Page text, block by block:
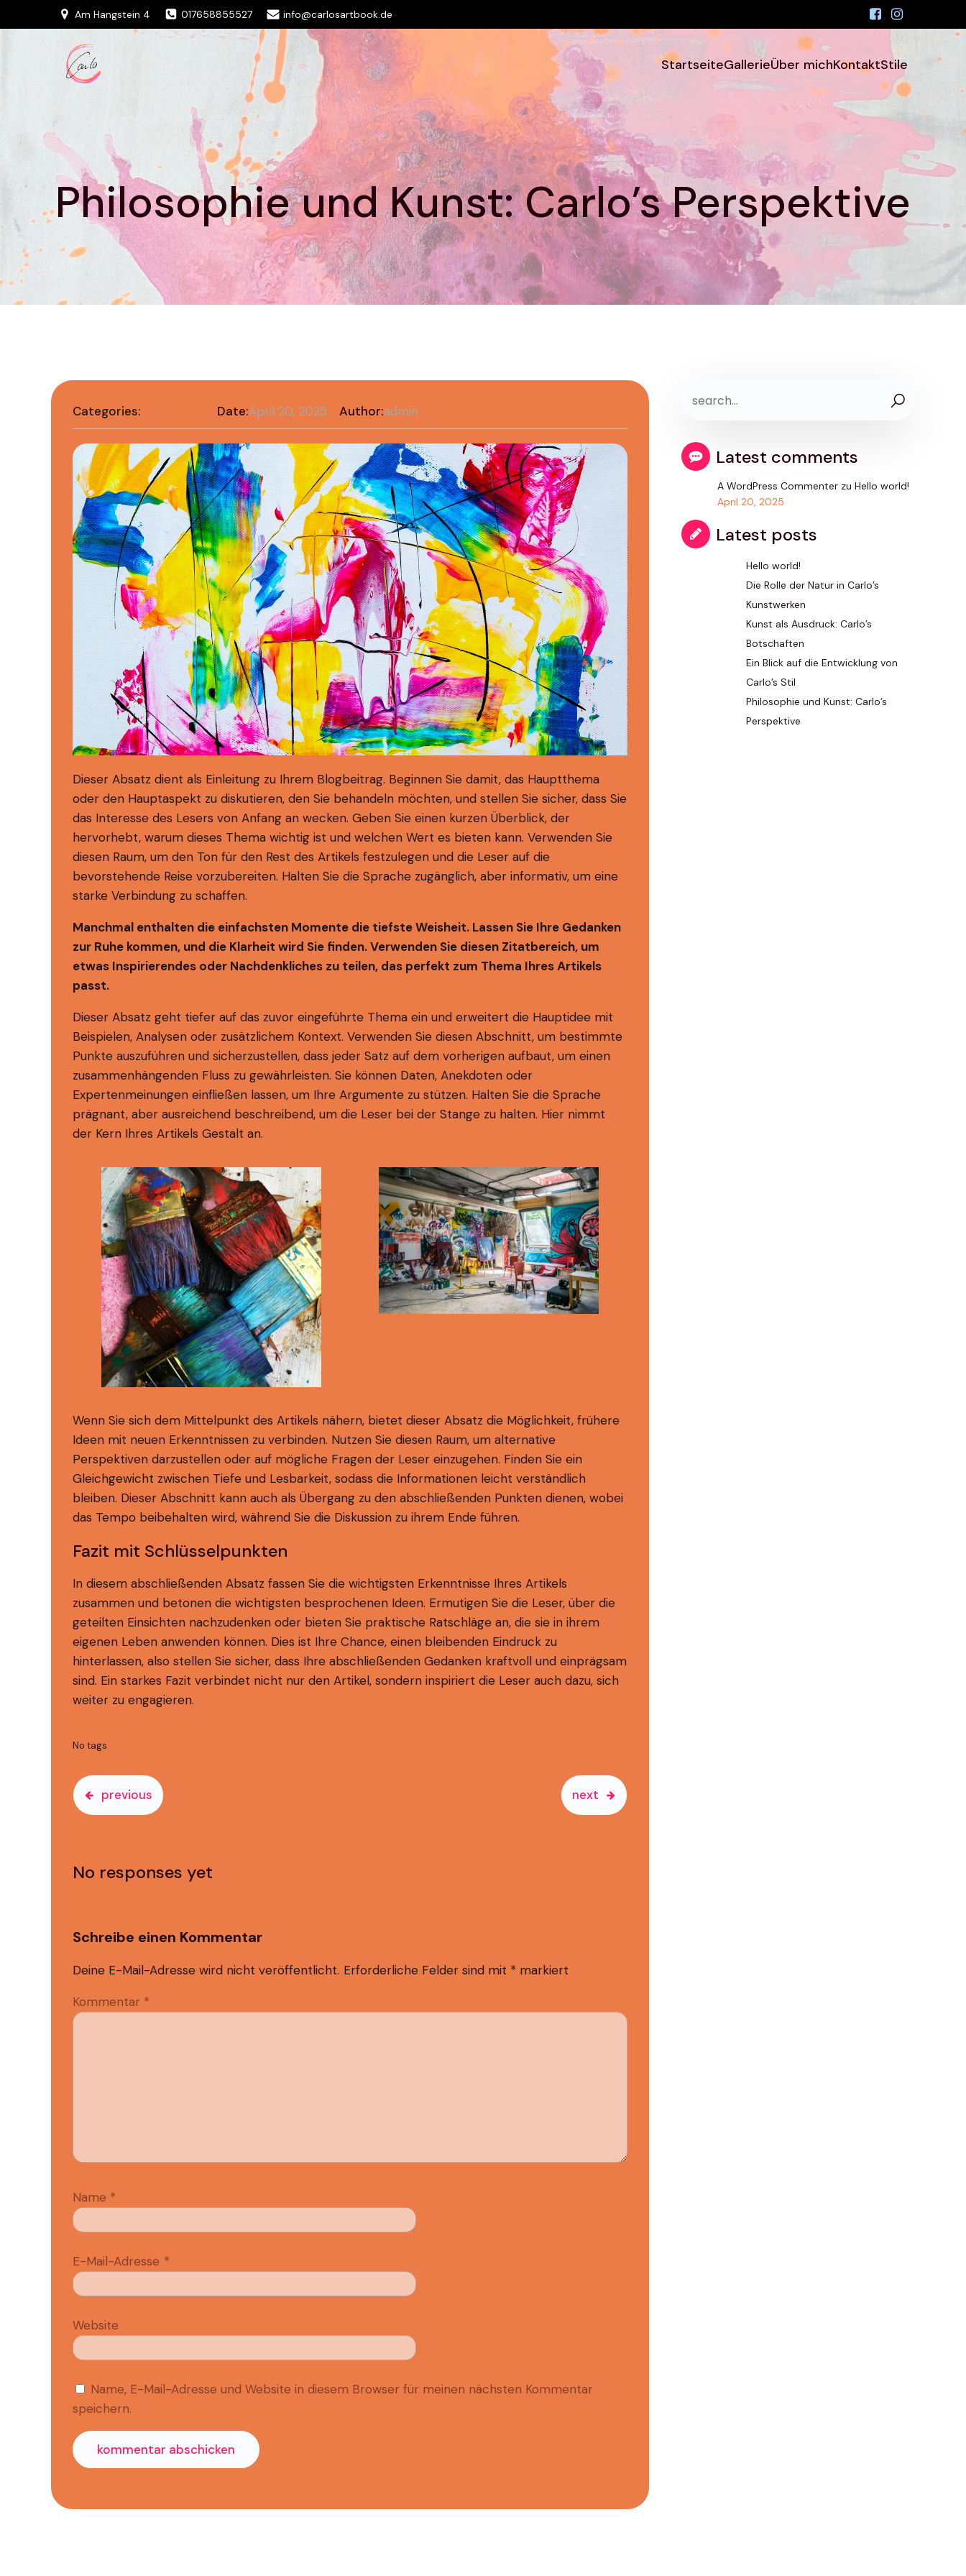
Am Hangstein 4 017658855527 info@carlosartbook.de
StartseiteGallerieÜber michKontaktStile
Philosophie und Kunst: Carlo’s Perspektive
Categories: Date:April 20, 2025 Author:admin
Dieser Absatz dient als Einleitung zu Ihrem Blogbeitrag. Beginnen Sie damit, das Hauptthema
oder den Hauptaspekt zu diskutieren, den Sie behandeln möchten, und stellen Sie sicher, dass Sie
das Interesse des Lesers von Anfang an wecken. Geben Sie einen kurzen Überblick, der
hervorhebt, warum dieses Thema wichtig ist und welchen Wert es bieten kann. Verwenden Sie
diesen Raum, um den Ton für den Rest des Artikels festzulegen und die Leser auf die
bevorstehende Reise vorzubereiten. Halten Sie die Sprache zugänglich, aber informativ, um eine
starke Verbindung zu schaffen.
Manchmal enthalten die einfachsten Momente die tiefste Weisheit. Lassen Sie Ihre Gedanken
zur Ruhe kommen, und die Klarheit wird Sie finden. Verwenden Sie diesen Zitatbereich, um
etwas Inspirierendes oder Nachdenkliches zu teilen, das perfekt zum Thema Ihres Artikels
passt.
Dieser Absatz geht tiefer auf das zuvor eingeführte Thema ein und erweitert die Hauptidee mit
Beispielen, Analysen oder zusätzlichem Kontext. Verwenden Sie diesen Abschnitt, um bestimmte
Punkte auszuführen und sicherzustellen, dass jeder Satz auf dem vorherigen aufbaut, um einen
zusammenhängenden Fluss zu gewährleisten. Sie können Daten, Anekdoten oder
Expertenmeinungen einfließen lassen, um Ihre Argumente zu stützen. Halten Sie die Sprache
prägnant, aber ausreichend beschreibend, um die Leser bei der Stange zu halten. Hier nimmt
der Kern Ihres Artikels Gestalt an.
Wenn Sie sich dem Mittelpunkt des Artikels nähern, bietet dieser Absatz die Möglichkeit, frühere
Ideen mit neuen Erkenntnissen zu verbinden. Nutzen Sie diesen Raum, um alternative
Perspektiven darzustellen oder auf mögliche Fragen der Leser einzugehen. Finden Sie ein
Gleichgewicht zwischen Tiefe und Lesbarkeit, sodass die Informationen leicht verständlich
bleiben. Dieser Abschnitt kann auch als Übergang zu den abschließenden Punkten dienen, wobei
das Tempo beibehalten wird, während Sie die Diskussion zu ihrem Ende führen.
Fazit mit Schlüsselpunkten
In diesem abschließenden Absatz fassen Sie die wichtigsten Erkenntnisse Ihres Artikels
zusammen und betonen die wichtigsten besprochenen Ideen. Ermutigen Sie die Leser, über die
geteilten Einsichten nachzudenken oder bieten Sie praktische Ratschläge an, die sie in ihrem
eigenen Leben anwenden können. Dies ist Ihre Chance, einen bleibenden Eindruck zu
hinterlassen, also stellen Sie sicher, dass Ihre abschließenden Gedanken kraftvoll und einprägsam
sind. Ein starkes Fazit verbindet nicht nur den Artikel, sondern inspiriert die Leser auch dazu, sich
weiter zu engagieren.
No tags
previous next
No responses yet
Schreibe einen Kommentar
Deine E-Mail-Adresse wird nicht veröffentlicht. Erforderliche Felder sind mit * markiert
Kommentar *
Name *
E-Mail-Adresse *
Website
Name, E-Mail-Adresse und Website in diesem Browser für meinen nächsten Kommentar
speichern.
Latest comments
A WordPress Commenter zuHello world!
April 20, 2025
Latest posts
Hello world!
Die Rolle der Natur in Carlo’s
Kunstwerken
Kunst als Ausdruck: Carlo’s
Botschaften
Ein Blick auf die Entwicklung von
Carlo’s Stil
Philosophie und Kunst: Carlo’s
Perspektive